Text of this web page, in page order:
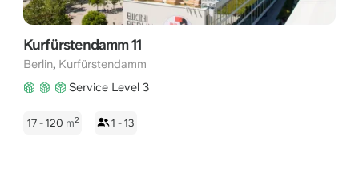
Kurfürstendamm 11
Berlin, Kurfürstendamm
Service Level 3
17 - 120 m2 1 - 13